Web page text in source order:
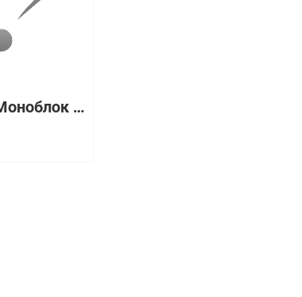
10YS002SRU Моноблок Lenovo V540-24IWL All-In-One 23,8in i3-8145U